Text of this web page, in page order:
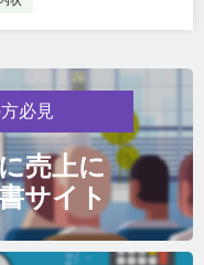
必見
売上に
サイト